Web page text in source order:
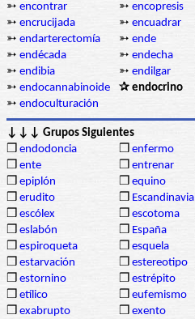
➳ encontrar ➳ encopresis
➳ encrucijada ➳ encuadrar
➳ endarterectomía ➳ ende
➳ endécada ➳ endecha
➳ endibia ➳ endilgar
➳ endocannabinoide ✰ endocrino
➳ endoculturación
↓↓↓ Grupos Siguientes
❒ endodoncia ❒ enfermo
❒ ente ❒ entrenar
❒ epiplón ❒ equino
❒ erudito ❒ Escandinavia
❒ escólex ❒ escotoma
❒ eslabón ❒ España
❒ espiroqueta ❒ esquela
❒ estarvación ❒ estereotipo
❒ estornino ❒ estrépito
❒ etílico ❒ eufemismo
❒ exabrupto ❒ exento